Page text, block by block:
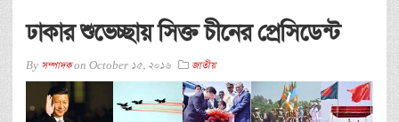
ঢাকার শুভেচ্ছায় সিক্ত চীনের প্রেসিডেন্ট
By সম্পাদকon October 15, 2016 জাতীয়